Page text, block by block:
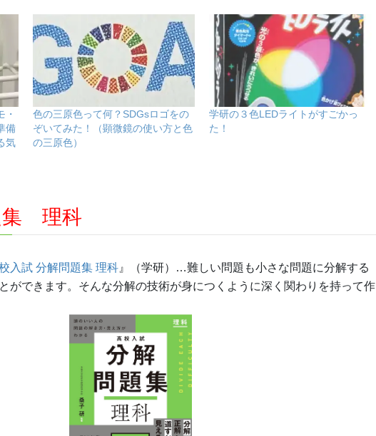
・
備
気
色の三原色って何？SDGsロゴをの
ぞいてみた！（顕微鏡の使い方と色
の三原色）
学研の３色LEDライトがすごかっ
た！
集 理科
入試 分解問題集 理科 』（学研）…難しい問題も小さな問題に分解する
ができます。そんな分解の技術が身につくように深く関わりを持って作